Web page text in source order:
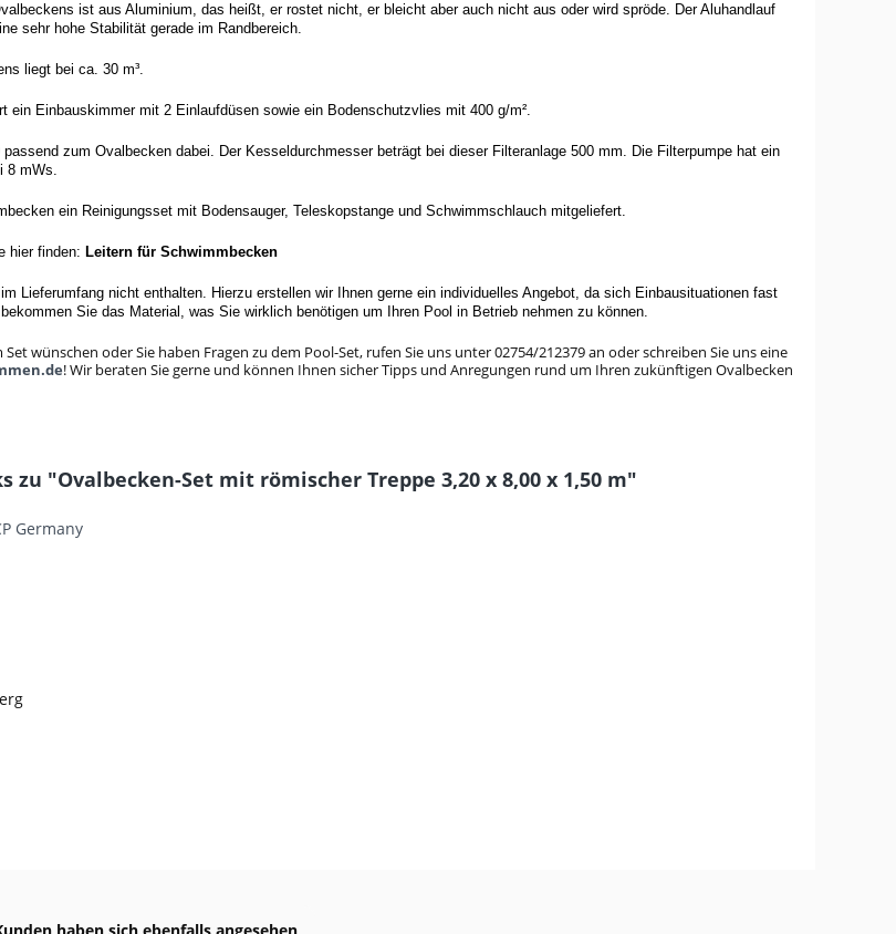
ist aus Aluminium, das heißt, er rostet nicht, er bleicht aber auch nicht aus oder wird spröde. Der Aluhandlauf
sehr hohe Stabilität gerade im Randbereich.
liegt bei ca. 30 m³.
ein Einbauskimmer mit 2 Einlaufdüsen sowie ein Bodenschutzvlies mit 400 g/m².
passend zum Ovalbecken dabei. Der Kesseldurchmesser beträgt bei dieser Filteranlage 500 mm. Die Filterpumpe hat ein
8 mWs.
ein Reinigungsset mit Bodensauger, Teleskopstange und Schwimmschlauch mitgeliefert.
hier finden: Leitern für Schwimmbecken
Lieferumfang nicht enthalten. Hierzu erstellen wir Ihnen gerne ein individuelles Angebot, da sich Einbausituationen fast
Sie das Material, was Sie wirklich benötigen um Ihren Pool in Betrieb nehmen zu können.
wünschen oder Sie haben Fragen zu dem Pool-Set, rufen Sie uns unter 02754/212379 an oder schreiben Sie uns eine
! Wir beraten Sie gerne und können Ihnen sicher Tipps und Anregungen rund um Ihren zukünftigen Ovalbecken
zu "Ovalbecken-Set mit römischer Treppe 3,20 x 8,00 x 1,50 m"
Germany